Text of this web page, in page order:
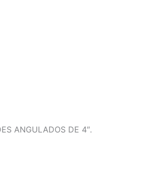
ANGULADOS DE 4″.